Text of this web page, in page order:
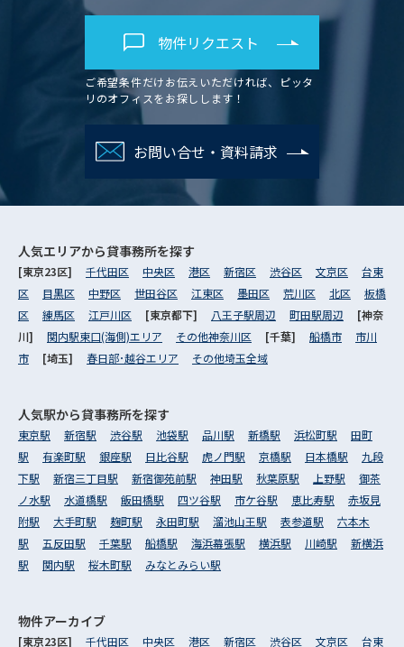
物件リクエスト
ご希望条件だけお伝えいただければ、ピッタ
リのオフィスをお探しします！
お問い合せ・資料請求
人気エリアから貸事務所を探す
[東京23区] 千代田区 中央区 港区 新宿区 渋谷区 文京区
台東
区
目黒区 中野区 世田谷区 江東区 墨田区 荒川区 北区
板橋
区
練馬区 江戸川区 [東京都下] 八王子駅周辺 町田駅周辺
[神奈
川] 関内駅東口(海側)エリア その他神奈川区 [千葉] 船橋市
市川
市
[埼玉] 春日部･越谷エリア その他埼玉全域
人気駅から貸事務所を探す
東京駅 新宿駅 渋谷駅 池袋駅 品川駅 新橋駅 浜松町駅
田町
駅
有楽町駅 銀座駅 日比谷駅 虎ノ門駅 京橋駅 日本橋駅
九段
下駅
新宿三丁目駅 新宿御苑前駅 神田駅 秋葉原駅 上野駅
御茶
ノ水駅
水道橋駅 飯田橋駅 四ツ谷駅 市ケ谷駅 恵比寿駅
赤坂見
附駅
大手町駅 麹町駅 永田町駅 溜池山王駅 表参道駅
六本木
駅
五反田駅 千葉駅 船橋駅 海浜幕張駅 横浜駅 川崎駅
新横浜
駅
関内駅 桜木町駅 みなとみらい駅
物件アーカイブ
[東京23区] 千代田区 中央区 港区 新宿区 渋谷区 文京区 台東